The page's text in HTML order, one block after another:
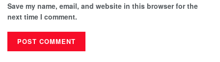
Save my name, email, and website in this browser for the
next time I comment.